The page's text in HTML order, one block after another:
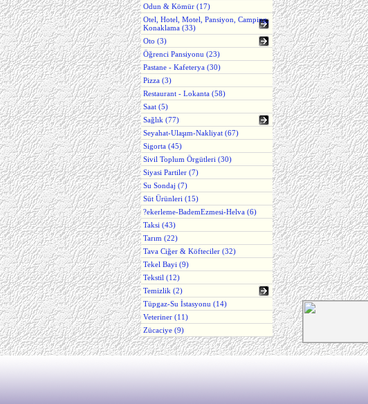
Odun & Kömür (17)
Otel, Hotel, Motel, Pansiyon, Camping,
Konaklama (33)
Oto (3)
Öğrenci Pansiyonu (23)
Pastane - Kafeterya (30)
Pizza (3)
Restaurant - Lokanta (58)
Saat (5)
Sağlık (77)
Seyahat-Ulaşım-Nakliyat (67)
Sigorta (45)
Sivil Toplum Örgütleri (30)
Siyasi Partiler (7)
Su Sondaj (7)
Süt Ürünleri (15)
?ekerleme-BademEzmesi-Helva (6)
Taksi (43)
Tarım (22)
Tava Ciğer & Köfteciler (32)
Tekel Bayi (9)
Tekstil (12)
Temizlik (2)
Tüpgaz-Su İstasyonu (14)
Veteriner (11)
Zücaciye (9)